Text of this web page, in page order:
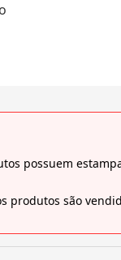
possuem
são